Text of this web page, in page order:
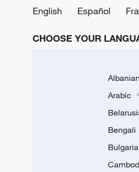
English
Español
CHOOSE YOUR
Albanian
Arabic
Bengali